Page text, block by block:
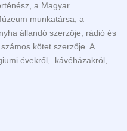
a Magyar
munkatársa, a
állandó szerzője, rádió és
kötet szerzője. A
évekről, kávéházakról,